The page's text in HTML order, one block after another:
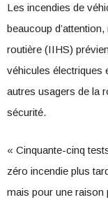
Les incendies de
beaucoup
routière (IIHS)
véhicules électriques
autres usagers de la
sécurité.
« Cinquante-cinq
zéro incendie plus
mais pour une raison